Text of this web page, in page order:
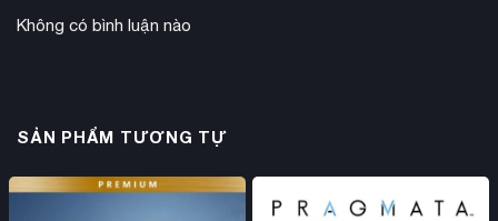
Không có bình luận nào
SẢN PHẨM TƯƠNG TỰ